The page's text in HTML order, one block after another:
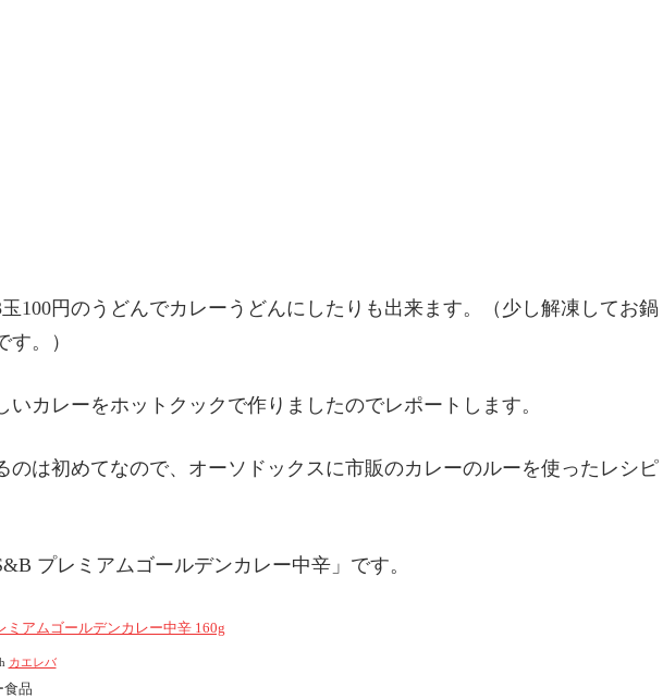
100円のうどんでカレーうどんにしたりも出来ます。（少し解凍してお鍋
。）
カレーをホットクックで作りましたのでレポートします。
のは初めてなので、オーソドックスに市販のカレーのルーを使ったレシピ
プレミアムゴールデンカレー中辛」です。
ミアムゴールデンカレー中辛 160g
カエレバ
食品